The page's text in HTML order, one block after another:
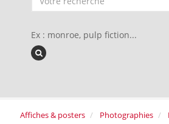
Ex : monroe, pulp fiction...
Affiches & posters Photographies